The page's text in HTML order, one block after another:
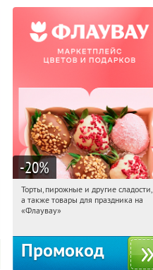
-20%
21:15:13 Получили:
Россия
Торты, пирожные и другие сладости,
а также товары для праздника на
«Флаувау»
Промокод